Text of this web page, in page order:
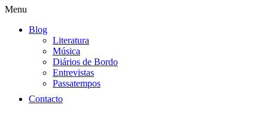
Menu
Blog
Literatura
Música
Diários de Bordo
Entrevistas
Passatempos
Contacto